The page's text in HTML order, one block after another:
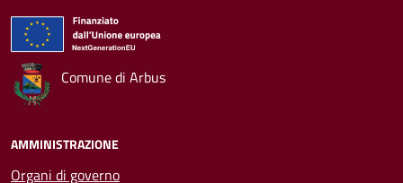
Comune di Arbus
AMMINISTRAZIONE
Organi di governo